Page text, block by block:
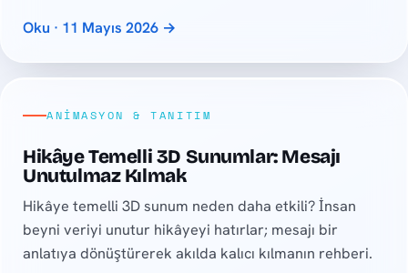
Oku · 11 Mayıs 2026 →
ANIMASYON & TANITIM
Hikâye Temelli 3D Sunumlar: Mesajı
Unutulmaz Kılmak
Hikâye temelli 3D sunum neden daha etkili? İnsan
beyni veriyi unutur hikâyeyi hatırlar; mesajı bir
anlatıya dönüştürerek akılda kalıcı kılmanın rehberi.